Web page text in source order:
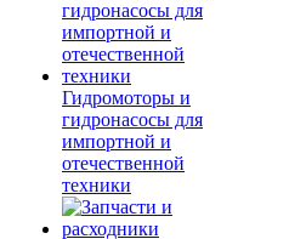
Гидромоторы и
гидронасосы для
импортной и
отечественной
техники